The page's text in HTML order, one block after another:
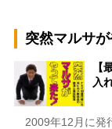
突然マルサが
【
入
2009年12月に発